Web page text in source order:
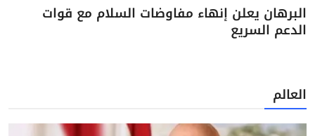
البرهان يعلن إنهاء مفاوضات السلام مع قوات
الدعم السريع
العالم